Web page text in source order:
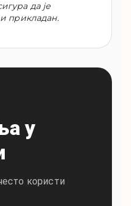
да је
прикладан.
у
користи